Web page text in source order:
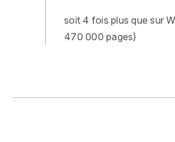
soit 4 fois plus que sur
470 000 pages)